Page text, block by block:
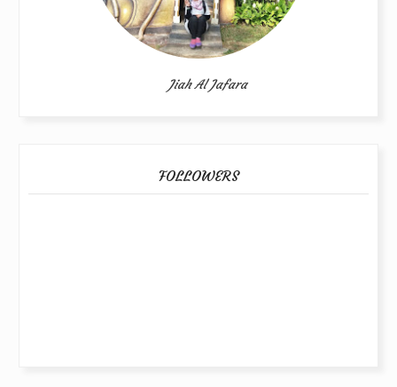
Jiah Al Jafara
FOLLOWERS